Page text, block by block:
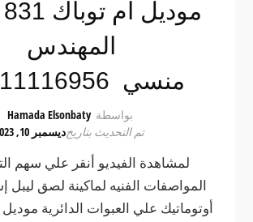
المهندس
منسي 01211116956
بواسطة Hamada Elsonbaty
تم التحديث بتاريخديسمبر 10, 2023
لمشاهدة الفيديو أنقر علي سهم
المواصفات الفنيه لماكينة لصق